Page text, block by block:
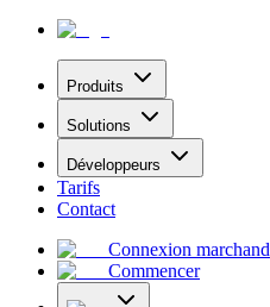
Produits
Solutions
Développeurs
Tarifs
Contact
Connexion marchand
Commencer